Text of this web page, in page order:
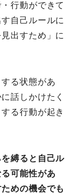
行動ができて
自己ルールに
出すため」に
る状態があ
話しかけたく
る行動が起き
縛ると自己ル
可能性があ
めの機会でも